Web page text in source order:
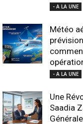
- A LA UNE
Météo
- A LA UNE
Une
Saadia
Générale